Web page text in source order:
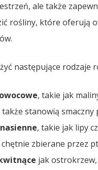
ale także
rośliny, które oferują
następujące rodzaje
, takie jak
także stanowią
, takie jak lipy
zbierane przez
jak ostrokrzew,